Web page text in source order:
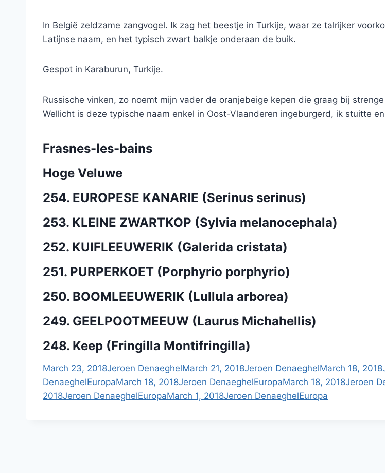
In België zeldzame zangvogel. Ik zag het beestje in Turkije, waar ze talrijker
Latijnse naam, en het typisch zwart balkje onderaan de buik.
Gespot in Karaburun, Turkije.
Russische vinken, zo noemt mijn vader de oranjebeige kepen die graag bij
Wellicht is deze typische naam enkel in Oost-Vlaanderen ingeburgerd, ik stuitte
Frasnes-les-bains
Hoge Veluwe
254. EUROPESE KANARIE (Serinus serinus)
253. KLEINE ZWARTKOP (Sylvia melanocephala)
252. KUIFLEEUWERIK (Galerida cristata)
251. PURPERKOET (Porphyrio porphyrio)
250. BOOMLEEUWERIK (Lullula arborea)
249. GEELPOOTMEEUW (Laurus Michahellis)
248. Keep (Fringilla Montifringilla)
March 23, 2018Jeroen DenaeghelMarch 21, 2018Jeroen DenaeghelMarch 18, 2018
DenaeghelEuropaMarch 18, 2018Jeroen DenaeghelEuropaMarch 18, 2018Jeroen
2018Jeroen DenaeghelEuropaMarch 1, 2018Jeroen DenaeghelEuropa